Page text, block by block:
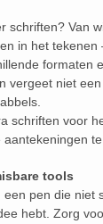
schriften? Van
in het tekenen
formaten
vergeet niet
schriften voor
aantekeningen
tools
pen die niet
hebt. Zorg